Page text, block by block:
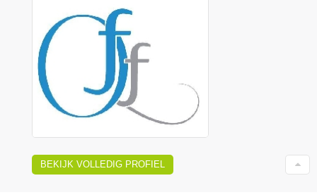
BEKIJK VOLLEDIG PROFIEL